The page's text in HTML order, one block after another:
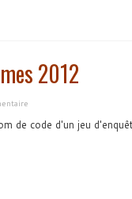
2012
de code d'un jeu